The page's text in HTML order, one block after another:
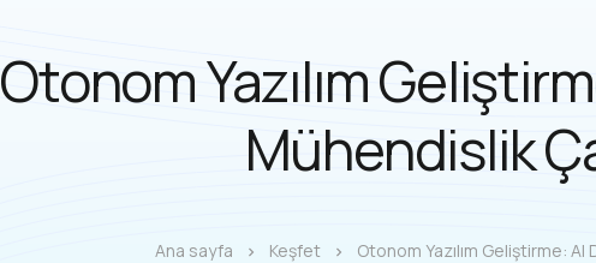
Otonom Yazılım
Mühendislik
Ana sayfa Keşfet Otonom Yazılım Geliştirme: